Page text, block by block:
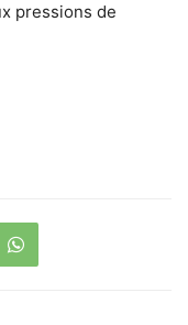
pressions de